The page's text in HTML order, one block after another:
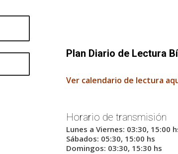
Plan Diario de Lectura
Ver calendario de lectura
Horario de transmisión
Lunes a Viernes: 03:30, 15:00
Sábados: 05:30, 15:00 hs
Domingos: 03:30, 15:30 hs